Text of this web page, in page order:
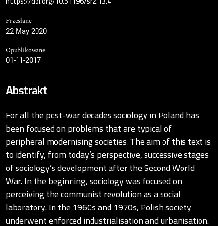
Przesłane
22 May 2020
Opublikowane
01-11-2017
Abstrakt
For all the post-war decades sociology in Poland has
been focused on problems that are typical of
peripheral modernising societies. The aim of this text is
to identify, from today’s perspective, successive stages
of sociology’s development after the Second World
War. In the beginning, sociology was focused on
perceiving the communist revolution as a social
laboratory. In the 1960s and 1970s, Polish society
underwent enforced industrialisation and urbanisation.